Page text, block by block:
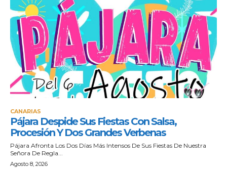
CANARIAS
Pájara Despide Sus Fiestas Con Salsa,
Procesión Y Dos Grandes Verbenas
Pájara Afronta Los Dos Días Más Intensos De Sus Fiestas De Nuestra
Señora De Regla...
Agosto 8, 2026